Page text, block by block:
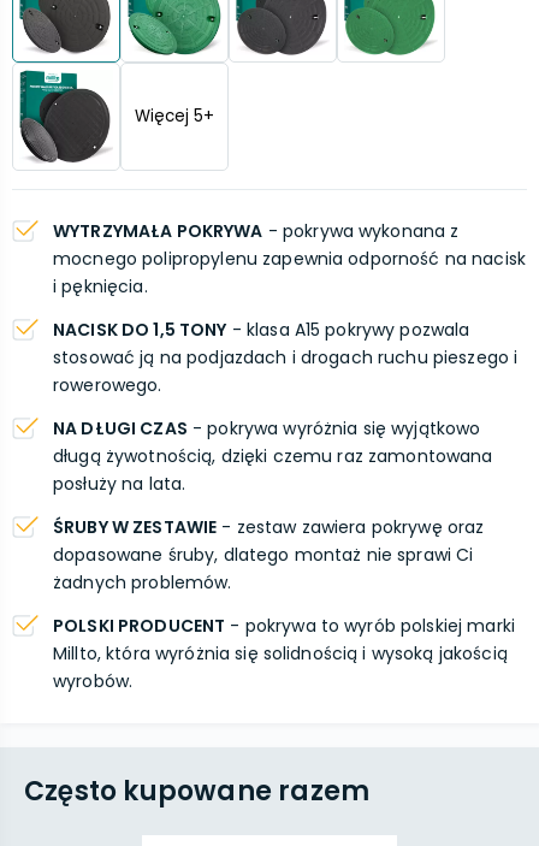
Więcej 5+
WYTRZYMAŁA POKRYWA - pokrywa wykonana z
mocnego polipropylenu zapewnia odporność na nacisk
i pęknięcia.
NACISK DO 1,5 TONY - klasa A15 pokrywy pozwala
stosować ją na podjazdach i drogach ruchu pieszego i
rowerowego.
NA DŁUGI CZAS - pokrywa wyróżnia się wyjątkowo
długą żywotnością, dzięki czemu raz zamontowana
posłuży na lata.
ŚRUBY W ZESTAWIE - zestaw zawiera pokrywę oraz
dopasowane śruby, dlatego montaż nie sprawi Ci
żadnych problemów.
POLSKI PRODUCENT - pokrywa to wyrób polskiej marki
Millto, która wyróżnia się solidnością i wysoką jakością
wyrobów.
Często kupowane razem